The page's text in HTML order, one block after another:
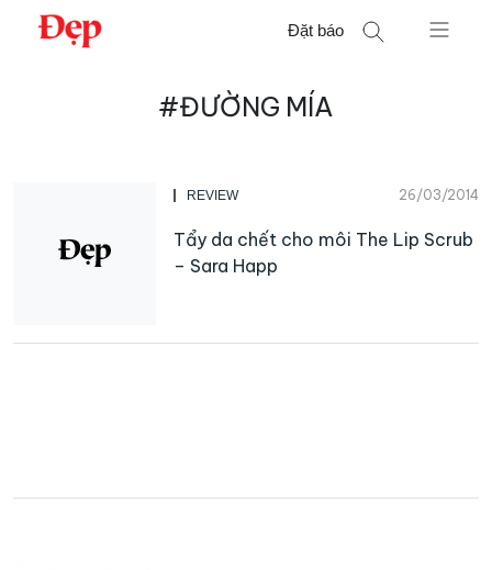
Chuyển
Đặt báo
#ĐƯỜNG MÍA
REVIEW 26/03/2014
Tẩy da chết cho môi The Lip Scrub
– Sara Happ